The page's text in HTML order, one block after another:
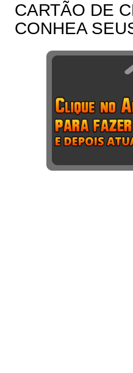
CARTÃO DE
CONHEA